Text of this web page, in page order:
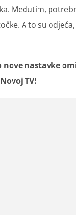
Međutim,
A to su
nove nastavke
TV!